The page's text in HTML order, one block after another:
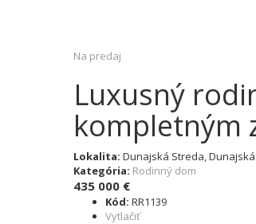
Na predaj
Luxusný
kompletným
Lokalita: Dunajská Streda,
Kategória: Rodinný dom
435 000 €
Kód: RR1139
Vytlačiť